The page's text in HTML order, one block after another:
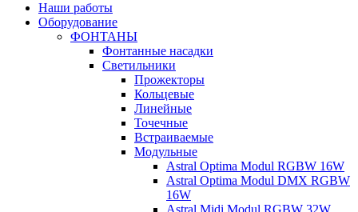
Наши работы
Оборудование
ФОНТАНЫ
Фонтанные насадки
Cветильники
Прожекторы
Кольцевые
Линейные
Точечные
Встраиваемые
Модульные
Astral Optima Modul RGBW 16W
Astral Optima Modul DMX RGBW
16W
Astral Midi Modul RGBW 32W